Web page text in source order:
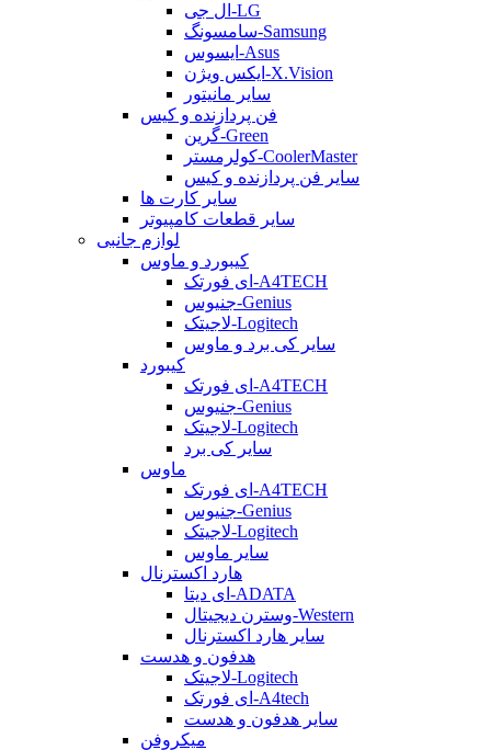
ال جی-LG
سامسونگ-Samsung
ایسوس-Asus
ایکس ویژن-X.Vision
سایر مانیتور
فن پردازنده و کیس
گرین-Green
کولرمستر-CoolerMaster
سایر فن پردازنده و کیس
سایر کارت ها
سایر قطعات کامپیوتر
لوازم جانبی
کیبورد و ماوس
ای فورتک-A4TECH
جنیوس-Genius
لاجیتک-Logitech
سایر کی برد و ماوس
کیبورد
ای فورتک-A4TECH
جنیوس-Genius
لاجیتک-Logitech
سایر کی برد
ماوس
ای فورتک-A4TECH
جنیوس-Genius
لاجیتک-Logitech
سایر ماوس
هارد اکسترنال
ای دیتا-ADATA
وسترن دیجیتال-Western
سایر هارد اکسترنال
هدفون و هدست
لاجیتک-Logitech
ای فورتک-A4tech
سایر هدفون و هدست
میکروفن